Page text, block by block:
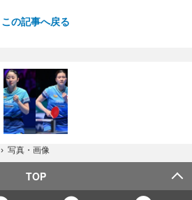
この記事へ戻る
› 写真・画像
TOP